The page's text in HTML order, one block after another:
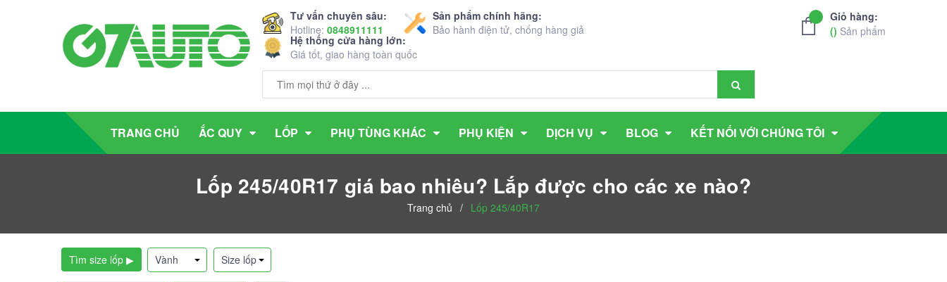
Tư vấn chuyên sâu:
Hotline: 0848911111
Sản phẩm chính hãng:
Bảo hành điện tử, chống hàng giả
Hệ thống cửa hàng lớn:
Giá tốt, giao hàng toàn quốc
Giỏ hàng:
() Sản phẩm
TRANG CHỦ ẮC QUY LỐP PHỤ TÙNG KHÁC PHỤ KIỆN DỊCH VỤ BLOG KẾT NỐI VỚI CHÚNG TÔI
Lốp 245/40R17 giá bao nhiêu? Lắp được cho các xe nào?
Trang chủ / Lốp 245/40R17
Tìm size lốp ▶